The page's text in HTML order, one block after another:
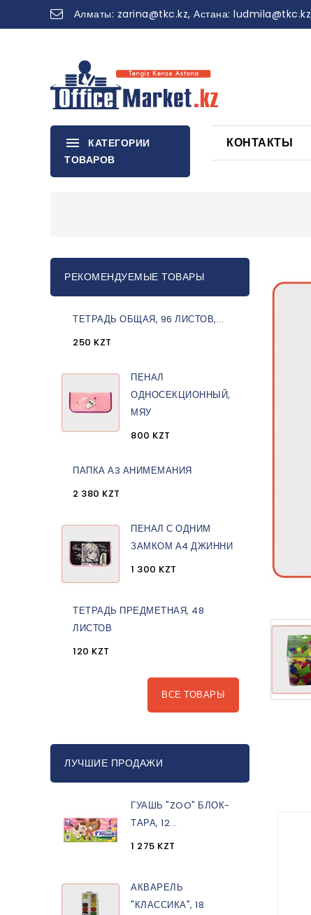
Алматы: zarina@tkc.kz, Астана: ludmila@tkc.kz
КАТЕГОРИИ
ТОВАРОВ
КОНТАКТЫ
РЕКОМЕНДУЕМЫЕ ТОВАРЫ
ТЕТРАДЬ ОБЩАЯ, 96 ЛИСТОВ,...
250 KZT
ПЕНАЛ
ОДНОСЕКЦИОННЫЙ,
МЯУ
800 KZT
ПАПКА А3 АНИМЕМАНИЯ
2 380 KZT
ПЕНАЛ С ОДНИМ
ЗАМКОМ А4 ДЖИННИ
1 300 KZT
ТЕТРАДЬ ПРЕДМЕТНАЯ, 48
ЛИСТОВ
120 KZT
ВСЕ ТОВАРЫ
ЛУЧШИЕ ПРОДАЖИ
ГУАШЬ "ZOO" БЛОК-
ТАРА, 12...
1 275 KZT
АКВАРЕЛЬ
"КЛАССИКА", 18